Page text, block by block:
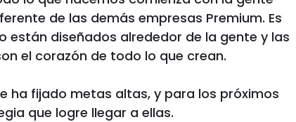
de las demás empresas Premium. Es
están diseñados alrededor de la gente y las
el corazón de todo lo que crean.
ha fijado metas altas, y para los próximos
que logre llegar a ellas.